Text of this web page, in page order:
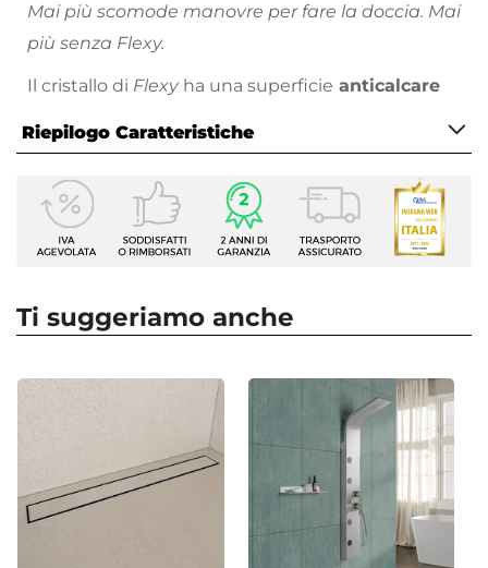
Mai più scomode manovre per fare la doccia. Mai
più senza Flexy.
Il cristallo di Flexy ha una superficie anticalcare
Riepilogo Caratteristiche
Caratteristiche
Serie
Flexy
Apertura
Dimensione
Sì - (Quadrato)
Regolabile
Ti suggeriamo anche